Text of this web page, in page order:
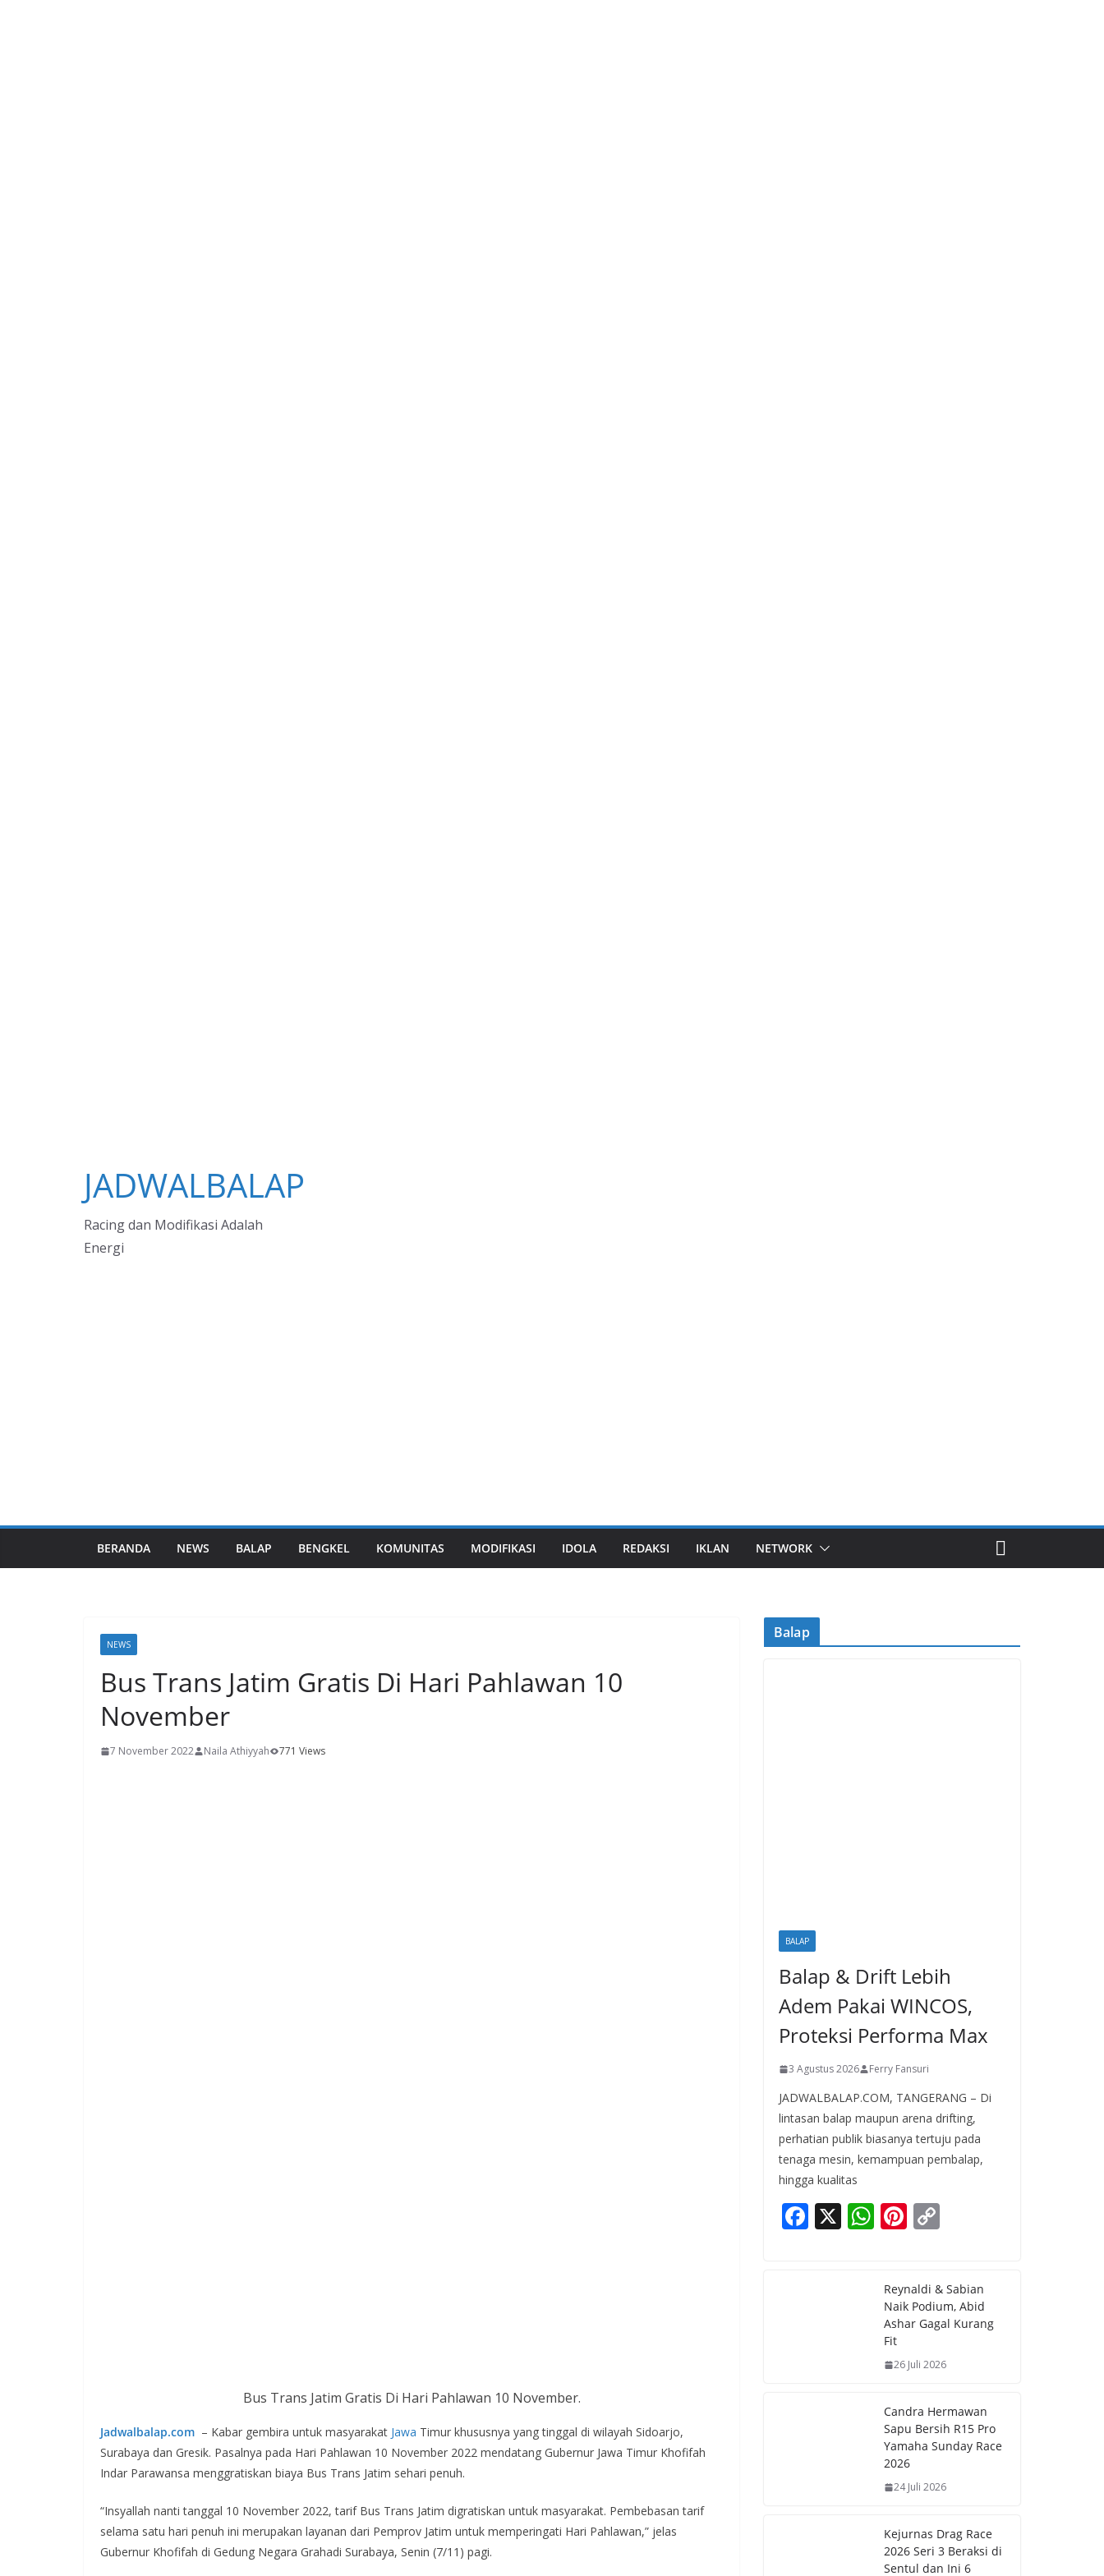
JADWALBALAP
Racing dan Modifikasi Adalah
Energi
BERANDA NEWS BALAP BENGKEL KOMUNITAS MODIFIKASI IDOLA REDAKSI IKLAN NETWORK
NEWS
Bus Trans Jatim Gratis Di Hari Pahlawan 10
November
7 November 2022 Naila Athiyyah 771 Views
Bus Trans Jatim Gratis Di Hari Pahlawan 10 November.
Jadwalbalap.com – Kabar gembira untuk masyarakat Jawa Timur khususnya yang tinggal di wilayah Sidoarjo,
Surabaya dan Gresik. Pasalnya pada Hari Pahlawan 10 November 2022 mendatang Gubernur Jawa Timur Khofifah
Indar Parawansa menggratiskan biaya Bus Trans Jatim sehari penuh.
“Insyallah nanti tanggal 10 November 2022, tarif Bus Trans Jatim digratiskan untuk masyarakat. Pembebasan tarif
selama satu hari penuh ini merupakan layanan dari Pemprov Jatim untuk memperingati Hari Pahlawan,” jelas
Gubernur Khofifah di Gedung Negara Grahadi Surabaya, Senin (7/11) pagi.
Balap
BALAP
Balap & Drift Lebih
Adem Pakai WINCOS,
Proteksi Performa Max
3 Agustus 2026 Ferry Fansuri
JADWALBALAP.COM, TANGERANG – Di
lintasan balap maupun arena drifting,
perhatian publik biasanya tertuju pada
tenaga mesin, kemampuan pembalap,
hingga kualitas
F X W
s
A
p
p
Pi
e
st
y
Li
k
Reynaldi & Sabian
Naik Podium, Abid
Ashar Gagal Kurang
Fit
26 Juli 2026
Candra Hermawan
Sapu Bersih R15 Pro
Yamaha Sunday Race
2026
24 Juli 2026
Kejurnas Drag Race
2026 Seri 3 Beraksi di
Sentul dan Ini 6